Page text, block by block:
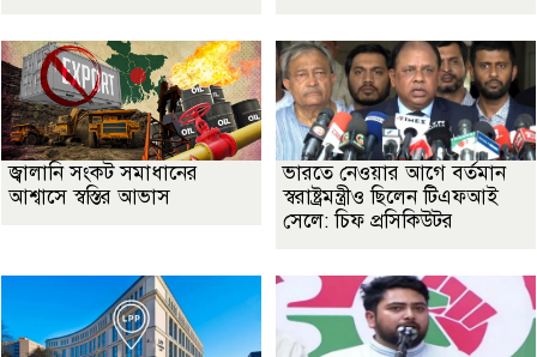
জ্বালানি সংকট সমাধানের
আশ্বাসে স্বস্তির আভাস
ভারতে নেওয়ার আগে বর্তমান
স্বরাষ্ট্রমন্ত্রীও ছিলেন টিএফআই
সেলে: চিফ প্রসিকিউটর